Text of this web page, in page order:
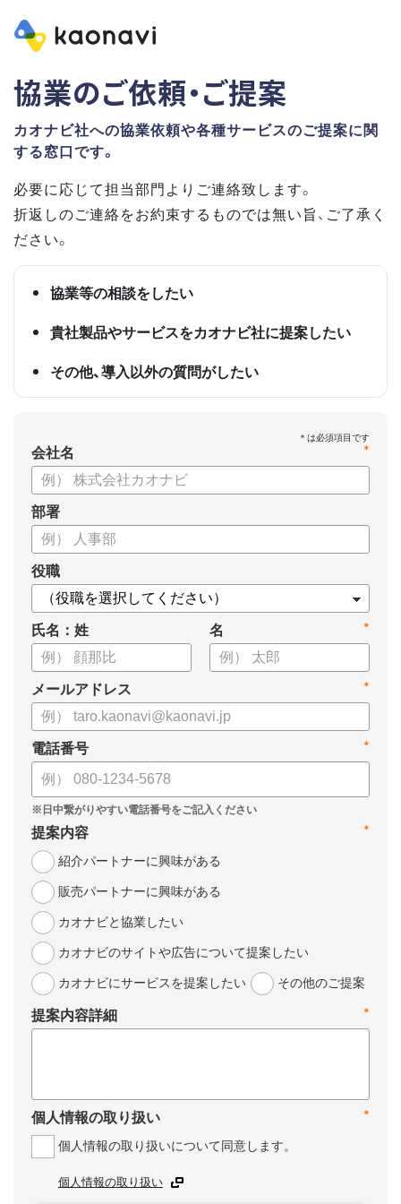
協業のご依頼・ご提案
カオナビ社への協業依頼や各種サービスのご提案に関
する窓口です。
必要に応じて担当部門よりご連絡致します。
折返しのご連絡をお約束するものでは無い旨、ご了承く
ださい。
協業等の相談をしたい
貴社製品やサービスをカオナビ社に提案したい
その他、導入以外の質問がしたい
*
会社名
部署
役職
氏名：姓 *
名
*
メールアドレス
*
電話番号
*
提案内容
紹介パートナーに興味がある
販売パートナーに興味がある
カオナビと協業したい
カオナビのサイトや広告について提案したい
カオナビにサービスを提案したい
その他のご提案
*
提案内容詳細
*
個人情報の取り扱い
個人情報の取り扱いについて同意します。
個人情報の取り扱い